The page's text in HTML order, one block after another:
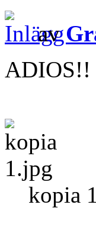
av
ADIOS!!
kopia